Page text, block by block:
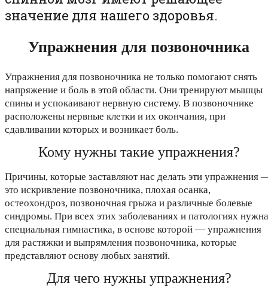
значение для нашего здоровья.
Упражнения для позвоночника
Упражнения для позвоночника не только помогают снять
напряжение и боль в этой области. Они тренируют мышцы
спины и успокаивают нервную систему. В позвоночнике
расположены нервные клетки и их окончания, при
сдавливании которых и возникает боль.
Кому нужны такие упражнения?
Причины, которые заставляют нас делать эти упражнения
это искривление позвоночника, плохая осанка,
остеохондроз, позвоночная грыжа и различные болевые
синдромы. При всех этих заболеваниях и патологиях нужна
специальная гимнастика, в основе которой — упражнения
для растяжки и выпрямления позвоночника, которые
представляют основу любых занятий.
Для чего нужны упражнения?